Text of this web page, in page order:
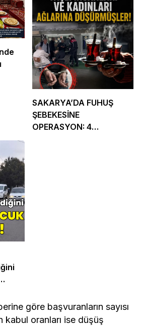
SAKARYA’DA FUHUŞ
ŞEBEKESİNE
OPERASYON: 4
göre başvuranların sayısı
kabul oranları ise düşüş